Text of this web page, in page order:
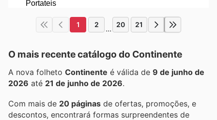
1 2 ... 20 21
O mais recente catálogo do Continente
A nova folheto Continente é válida de 9 de junho de
2026 até 21 de junho de 2026.
Com mais de 20 páginas de ofertas, promoções, e
descontos, encontrará formas surpreendentes de